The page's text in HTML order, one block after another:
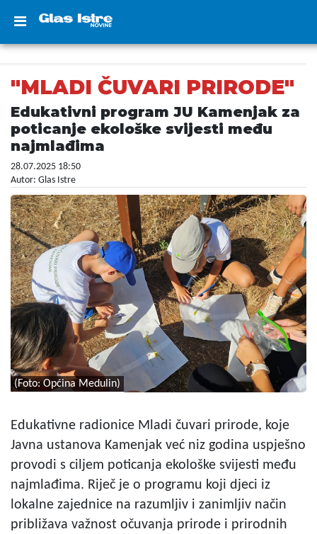
"MLADI ČUVARI PRIRODE"
Edukativni program JU Kamenjak za
poticanje ekološke svijesti među
najmlađima
28.07.2025 18:50
Autor: Glas Istre
(Foto: Općina Medulin)
Edukativne radionice Mladi čuvari prirode, koje
Javna ustanova Kamenjak već niz godina uspješno
provodi s ciljem poticanja ekološke svijesti među
najmlađima. Riječ je o programu koji djeci iz
lokalne zajednice na razumljiv i zanimljiv način
približava važnost očuvanja prirode i prirodnih